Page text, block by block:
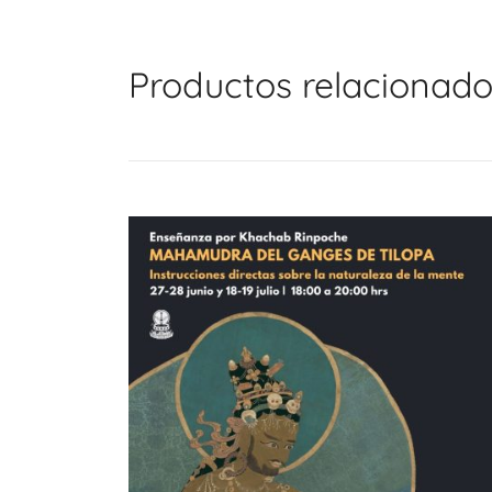
Productos